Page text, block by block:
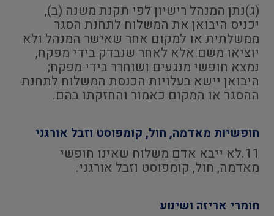
(ג)נתן המנהל רישיון לפי תקנת משנה (ב),
יכניס היבואן את המשלוח לתחנת הסגר
ממשלתית או למקום אחר שאישר המנהל ולא
יוציאו משם אלא לאחר שנבדק בידי מפקח,
נמצא חופשי מנגעים ושוחרר בידי מפקח;
היבואן יישא בעלויות הכנסת המשלוח לתחנת
ההסגר או המקום כאמור והחזקתו בהם.
חופשיות מאדמה, חול, קומפוסט וזבל אורגני
11.לא ייבא אדם משלוח שאינו חופשי
מאדמה, חול, קומפוסט וזבל אורגני.
חומרי אריזה ושינוע